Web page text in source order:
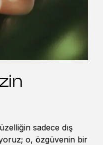
sadece dış
o, özgüvenin bir